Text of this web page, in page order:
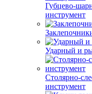
Губцево-
инструмент
Ударный и
Столярно-
инструмент